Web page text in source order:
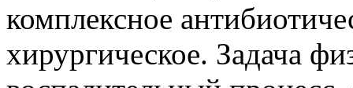
комплексное
хирургическое. Задача